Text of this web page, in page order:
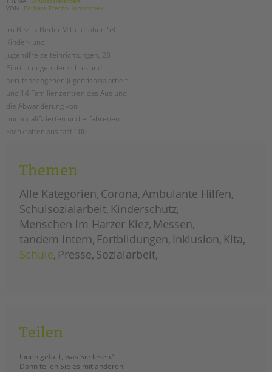
Stellenangebote
NEWS/BLOG
unkuerzbar
Briefe an Kai
PRESSE
Magazin
Impressum
Hinweisgebersystem
Intranet
VON
Barbara Brecht-Hadraschek
Im Bezirk Berlin-Mitte drohen 53
Kinder- und
Jugendfreizeiteinrichtungen, 28
Einrichtungen der schul- und
berufsbezogenen Jugendsozialarbeit
und 14 Familienzentren das Aus und
die Abwanderung von
hochqualifizierten und erfahrenen
Fachkräften aus fast 100
schließungen
von
einrichtungen
in
kinder-
und
jugendhilfe
und
familienförderung
im
Themen
Alle Kategorien Corona Ambulante Hilfen
Schulsozialarbeit Kinderschutz
Menschen im Harzer Kiez Messen
tandem intern Fortbildungen Inklusion Kita
Schule Presse Sozialarbeit
Teilen
Ihnen gefällt, was Sie lesen?
Dann teilen Sie es mit anderen!